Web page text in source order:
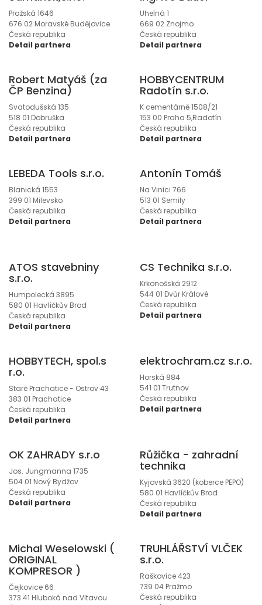
Pražská 1646
676 02 Moravské Budějovice
Česká republika
Detail partnera
Uhelná 1
669 02 Znojmo
Česká republika
Detail partnera
Robert Matyáš (za
ČP Benzina)
Svatodušská 135
518 01 Dobruška
Česká republika
Detail partnera
HOBBYCENTRUM
Radotín s.r.o.
K cementárně 1508/21
153 00 Praha 5,Radotín
Česká republika
Detail partnera
LEBEDA Tools s.r.o.
Blanická 1553
399 01 Milevsko
Česká republika
Detail partnera
Antonín Tomáš
Na Vinici 766
513 01 Semily
Česká republika
Detail partnera
ATOS stavebniny
s.r.o.
Humpolecká 3895
580 01 Havlíčkův Brod
Česká republika
Detail partnera
CS Technika s.r.o.
Krkonošská 2912
544 01 Dvůr Králové
Česká republika
Detail partnera
HOBBYTECH, spol.s
r.o.
Staré Prachatice - Ostrov 43
383 01 Prachatice
Česká republika
Detail partnera
elektrochram.cz s.r.o.
Horská 884
541 01 Trutnov
Česká republika
Detail partnera
OK ZAHRADY s.r.o
Jos. Jungmanna 1735
504 01 Nový Bydžov
Česká republika
Detail partnera
Růžička - zahradní
technika
Kyjovská 3620 (koberce PEPO)
580 01 Havlíčkův Brod
Česká republika
Detail partnera
Michal Weselowski (
ORIGINAL
KOMPRESOR )
Čejkovice 66
373 41 Hluboká nad Vltavou
TRUHLÁŘSTVÍ VLČEK
s.r.o.
Raškovice 423
739 04 Pražmo
Česká republika